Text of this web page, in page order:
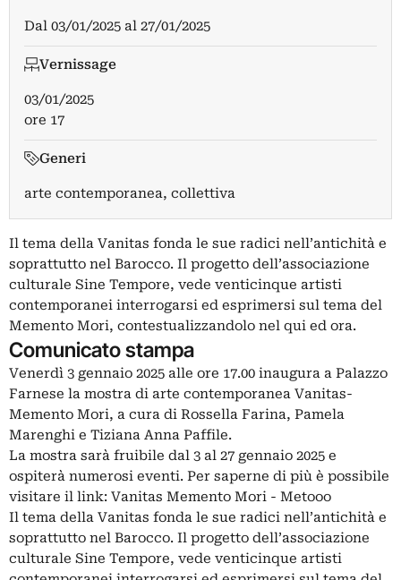
Dal 03/01/2025 al 27/01/2025
Vernissage
03/01/2025
ore 17
Generi
arte contemporanea, collettiva
Il tema della Vanitas fonda le sue radici nell’antichità e
soprattutto nel Barocco. Il progetto dell’associazione
culturale Sine Tempore, vede venticinque artisti
contemporanei interrogarsi ed esprimersi sul tema del
Memento Mori, contestualizzandolo nel qui ed ora.
Comunicato stampa
Venerdì 3 gennaio 2025 alle ore 17.00 inaugura a Palazzo
Farnese la mostra di arte contemporanea Vanitas-
Memento Mori, a cura di Rossella Farina, Pamela
Marenghi e Tiziana Anna Paffile.
La mostra sarà fruibile dal 3 al 27 gennaio 2025 e
ospiterà numerosi eventi. Per saperne di più è possibile
visitare il link: Vanitas Memento Mori - Metooo
Il tema della Vanitas fonda le sue radici nell’antichità e
soprattutto nel Barocco. Il progetto dell’associazione
culturale Sine Tempore, vede venticinque artisti